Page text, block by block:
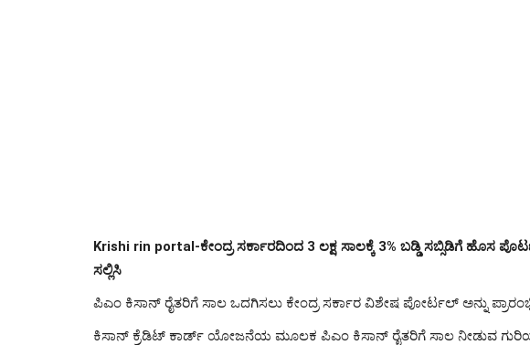
Krishi rin portal-ಕೇಂದ್ರ ಸರ್ಕಾರದಿಂದ 3 ಲಕ್ಷ ಸಾಲಕ್ಕೆ 3% ಬಡ್ಡಿ ಸಬ್ಸಿಡಿಗೆ ಹೊಸ
ಸಲ್ಲಿಸಿ
ಪಿಎಂ ಕಿಸಾನ್ ರೈತರಿಗೆ ಸಾಲ ಒದಗಿಸಲು ಕೇಂದ್ರ ಸರ್ಕಾರ ವಿಶೇಷ ಪೋರ್ಟಲ್ ಅನ್ನು
ಕಿಸಾನ್ ಕ್ರೆಡಿಟ್ ಕಾರ್ಡ್ ಯೋಜನೆಯ ಮೂಲಕ ಪಿಎಂ ಕಿಸಾನ್ ರೈತರಿಗೆ ಸಾಲ ನೀಡುವ